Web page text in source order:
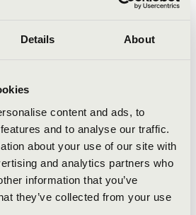
Details About
content and ads, to
and to analyse our traffic.
about your use of our site with
and analytics partners who
information that you’ve
they’ve collected from your use
között?
célja, hogy a résztvevők még
fel tudják tenni kérdéseiket
szerepére a modern
a Haydneum - Magyar Régizenei
Kft. Orfeo Zenei Alapítványa. A